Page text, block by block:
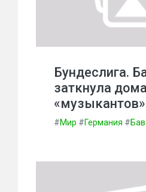
Бундеслига.
заткнула дома
«музыкантов»
#Мир #Германия #